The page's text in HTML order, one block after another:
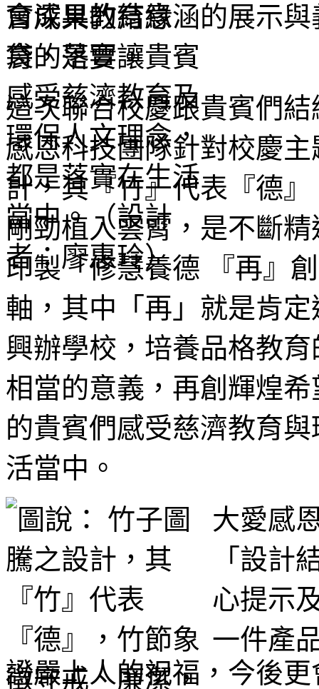
會深具教育意涵的展示
育的落實。
這次聯合校慶跟貴賓們
感恩科技團隊針對校慶
計，其『竹』代表『德
剛勁植入雲霄，是不斷
印製「修慧養德 『再』
軸，其中「再」就是肯
興辦學校，培養品格教
相當的意義，再創輝煌
的貴賓們感受慈濟教育
活當中。
大愛感
「設計
心提示
一件產
證嚴上人的祝福，今後